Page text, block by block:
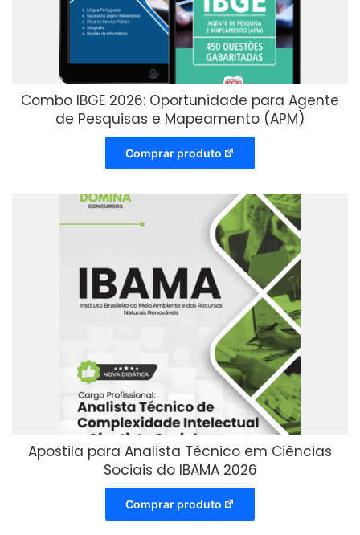
Combo IBGE 2026: Oportunidade para Agente
de Pesquisas e Mapeamento (APM)
Comprar produto
Apostila para Analista Técnico em Ciências
Sociais do IBAMA 2026
Comprar produto